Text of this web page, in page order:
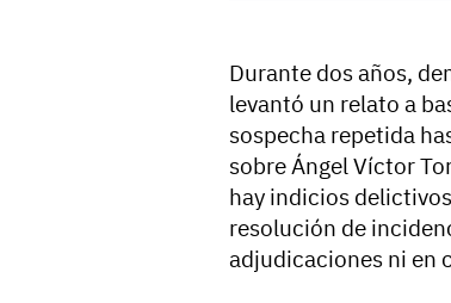
Durante dos años,
levantó un relato a
sospecha repetida
sobre Ángel Víctor
hay indicios
resolución de
adjudicaciones ni en